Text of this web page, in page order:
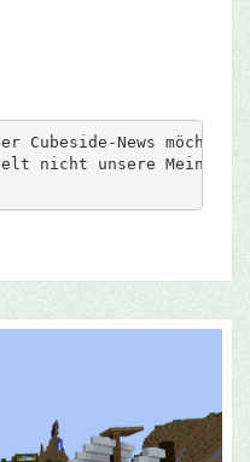
Cubeside-News
nicht unsere